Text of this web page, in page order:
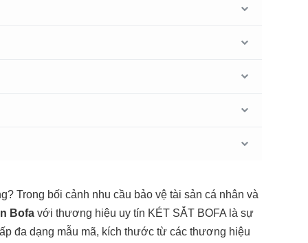
Trong bối cảnh nhu cầu bảo vệ tài sản cá nhân và
Bofa với thương hiệu uy tín KÉT SẮT BOFA là sự
đa dạng mẫu mã, kích thước từ các thương hiệu